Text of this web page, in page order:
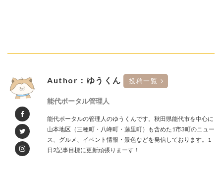
Author：ゆうくん 投稿一覧
能代ポータル管理人
能代ポータルの管理人のゆうくんです。秋田県能代市を中心に
山本地区（三種町・八峰町・藤里町）も含めた1市3町のニュー
ス、グルメ、イベント情報・景色などを発信しております。1
日2記事目標に更新頑張りまーす！